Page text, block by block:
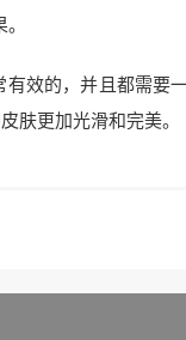
效的，并且都需要
肤更加光滑和完美。